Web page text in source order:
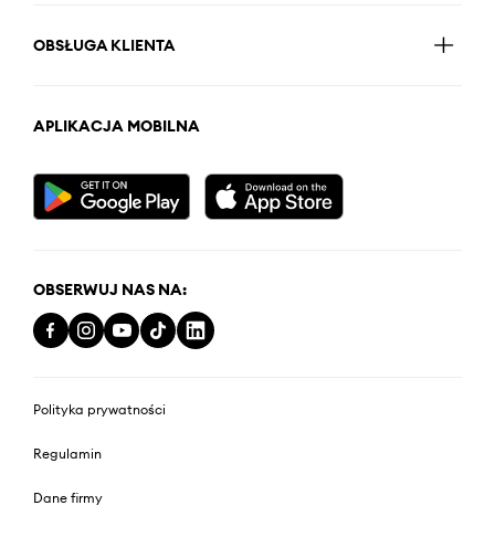
OBSŁUGA KLIENTA
APLIKACJA MOBILNA
OBSERWUJ NAS NA:
Polityka prywatności
Regulamin
Dane firmy